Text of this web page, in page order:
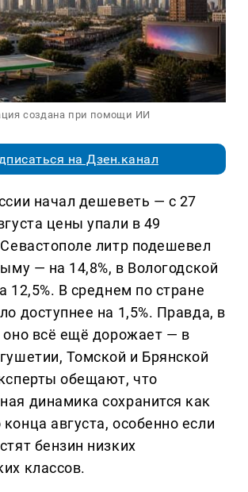
создана при помощи ИИ
на Дзен.канал
начал дешеветь — с 27
цены упали в 49
литр подешевел
— на 14,8%, в Вологодской
12,5%. В среднем по стране
доступнее на 1,5%. Правда, в
оно всё ещё дорожает — в
Томской и Брянской
обещают, что
динамика сохранится как
августа, особенно если
бензин низких
классов.